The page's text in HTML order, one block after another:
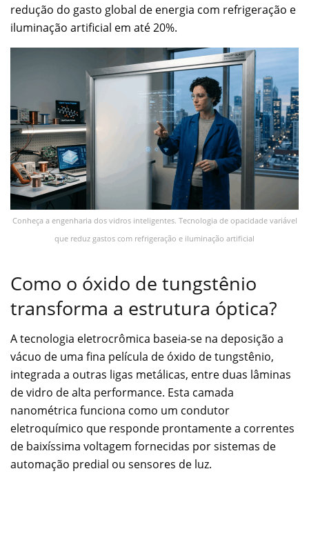
redução do gasto global de energia com refrigeração e
iluminação artificial em até 20%.
Conheça a engenharia dos vidros inteligentes. Tecnologia de opacidade variável
que reduz gastos com refrigeração e iluminação artificial
Como o óxido de tungstênio
transforma a estrutura óptica?
A tecnologia eletrocrômica baseia-se na deposição a
vácuo de uma fina película de óxido de tungstênio,
integrada a outras ligas metálicas, entre duas lâminas
de vidro de alta performance. Esta camada
nanométrica funciona como um condutor
eletroquímico que responde prontamente a correntes
de baixíssima voltagem fornecidas por sistemas de
automação predial ou sensores de luz.